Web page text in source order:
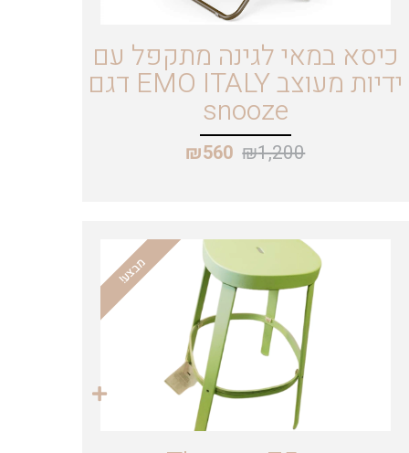
כיסא במאי לגינה מתקפל עם
ידיות מעוצב EMO ITALY דגם
snooze
₪1,200
₪560
מבצע!